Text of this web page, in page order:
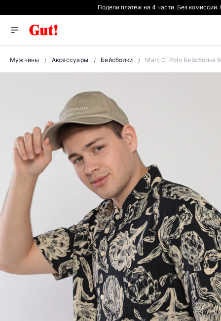
Подели платёж на 4 части. Без
Мужчины Аксессуары Бейсболки Marc O`Polo Бейсболка